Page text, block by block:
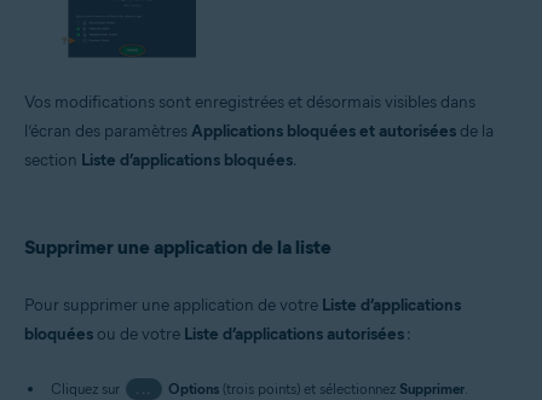
Vos modifications sont enregistrées et désormais visibles dans
l’écran des paramètresApplications bloquées et autorisées de la
section Liste d’applications bloquées.
Supprimer une application de la liste
Pour supprimer une application de votre Liste d’applications
bloquées ou de votre Liste d’applications autorisées:
Cliquez sur ... Options(trois points) et sélectionnez Supprimer.